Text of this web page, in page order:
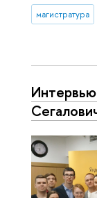
магистратура